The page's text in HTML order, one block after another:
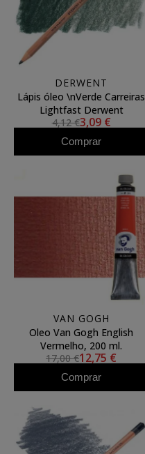
DERWENT
Lápis óleo \nVerde Carreiras
Lightfast Derwent
4,12 €3,09 €
Comprar
VAN GOGH
Oleo Van Gogh English
Vermelho, 200 ml.
17,00 €12,75 €
Comprar